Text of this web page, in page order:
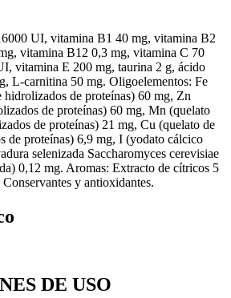
UI, vitamina B1 40 mg, vitamina B2
vitamina B12 0,3 mg, vitamina C 70
vitamina E 200 mg, taurina 2 g, ácido
L-carnitina 50 mg. Oligoelementos: Fe
de proteínas) 60 mg, Zn
de proteínas) 60 mg, Mn (quelato
de proteínas) 21 mg, Cu (quelato de
de proteínas) 6,9 mg, I (yodato cálcico
selenizada Saccharomyces cerevisiae
0,12 mg. Aromas: Extracto de cítricos 5
y antioxidantes.
DE USO